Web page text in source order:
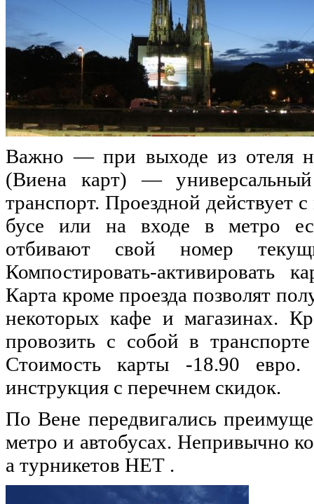
Важно — при выходе из отеля
(Виена карт) —
транспорт. Проездной действует
бусе или на входе в метро
отбивают свой номер
Компостировать-активировать
Карта кроме проезда позволят
некоторых кафе и магазинах.
провозить с собой в
Стоимость карты -18.90
инструкция с перечнем скидок.
По Вене передвигались
метро и автобусах. Непривычно
а турникетов НЕТ .